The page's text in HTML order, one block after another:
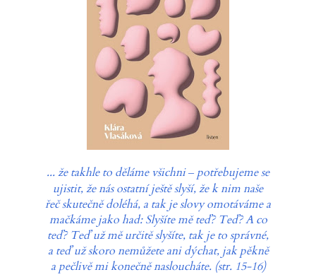
... že takhle to děláme všichni– potřebujeme se
ujistit, že nás ostatní ještě slyší, že k nim naše
řeč skutečně doléhá, a tak je slovy omotáváme a
mačkáme jako had: Slyšíte mě teď? Teď? A co
teď? Teď už mě určitě slyšíte, tak je to správné,
a teď už skoro nemůžete ani dýchat, jak pěkně
a pečlivě mi konečně nasloucháte. (str. 15-16)